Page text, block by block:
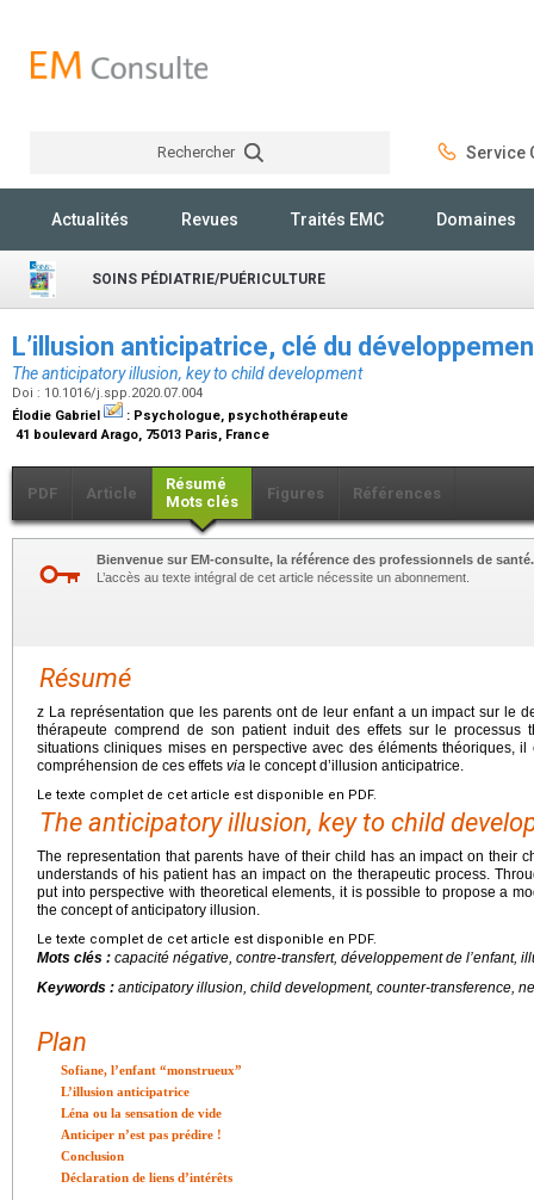
Rechercher Service
Actualités Revues Traités EMC Domaines
SOINS PÉDIATRIE/PUÉRICULTURE
L’illusion anticipatrice, clé du
The anticipatory illusion, key to child development
Doi : 10.1016/j.spp.2020.07.004
Élodie Gabriel
: Psychologue, psychothérapeute
41 boulevard Arago, 75013 Paris, France
PDF Article
Résumé
Mots clés
Figures Références
Bienvenue sur EM-consulte, la référence des professionnels de santé.
L’accès au texte intégral de cet article nécessite un abonnement.
Résumé
z La représentation que les parents ont de leur enfant a un impact sur le
thérapeute comprend de son patient induit des effets sur le processus
situations cliniques mises en perspective avec des éléments théoriques,
compréhension de ces effets via le concept d’illusion anticipatrice.
Le texte complet de cet article est disponible en PDF.
The anticipatory illusion, key to child
The representation that parents have of their child has an impact on their
understands of his patient has an impact on the therapeutic process.
put into perspective with theoretical elements, it is possible to propose a
the concept of anticipatory illusion.
Le texte complet de cet article est disponible en PDF.
Mots clés : capacité négative, contre-transfert, développement de l’enfant,
Keywords : anticipatory illusion, child development, counter-transference,
Plan
Sofiane, l’enfant “monstrueux”
L’illusion anticipatrice
Léna ou la sensation de vide
Anticiper n’est pas prédire !
Conclusion
Déclaration de liens d’intérêts